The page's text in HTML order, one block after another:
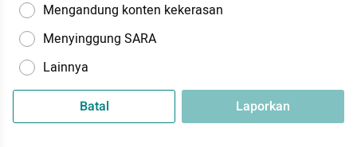
Mengandung konten kekerasan
Menyinggung SARA
Lainnya
Batal Laporkan